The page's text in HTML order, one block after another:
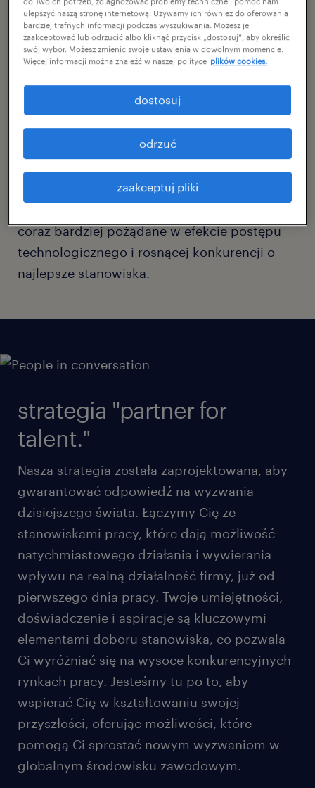
umiejętnościami praktycznymi, ma ogromny
wpływ na życie jednostek, społeczności i
całego świata. W obliczu dynamicznie
zmieniającego się globalnego krajobrazu –
kształtowanego przez sztuczną inteligencję,
zmieniające się modele pracy, niedobór
wykwalifikowanych pracowników i niepewną
dostosowywać się do nowych realiów.
coraz bardziej pożądane w efekcie postępu
technologicznego i rosnącej konkurencji o
najlepsze stanowiska.
strategia "partner for
talent."
Nasza strategia została zaprojektowana, aby
gwarantować odpowiedź na wyzwania
dzisiejszego świata. Łączymy Cię ze
stanowiskami pracy, które dają możliwość
natychmiastowego działania i wywierania
wpływu na realną działalność firmy, już od
pierwszego dnia pracy. Twoje umiejętności,
doświadczenie i aspiracje są kluczowymi
elementami doboru stanowiska, co pozwala
Ci wyróżniać się na wysoce konkurencyjnych
rynkach pracy. Jesteśmy tu po to, aby
wspierać Cię w kształtowaniu swojej
przyszłości, oferując możliwości, które
pomogą Ci sprostać nowym wyzwaniom w
globalnym środowisku zawodowym.
ulepszyć naszą stronę internetową. Używamy ich również do oferowania
bardziej trafnych informacji podczas wyszukiwania. Możesz je
zaakceptować lub odrzucić albo kliknąć przycisk „dostosuj”, aby określić
swój wybór. Możesz zmienić swoje ustawienia w dowolnym momencie.
Więcej informacji można znaleźć w naszej polityce plików cookies.
zaakceptuj pliki
odrzuć
dostosuj